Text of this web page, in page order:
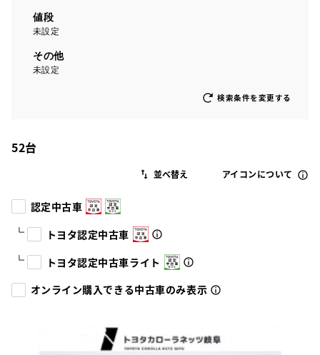
値段
未設定
その他
未設定
検索条件を変更する
52台
アイコンについて
認定中古車
トヨタ認定中古車
トヨタ認定中古車ライト
オンライン購入できる中古車のみ表示